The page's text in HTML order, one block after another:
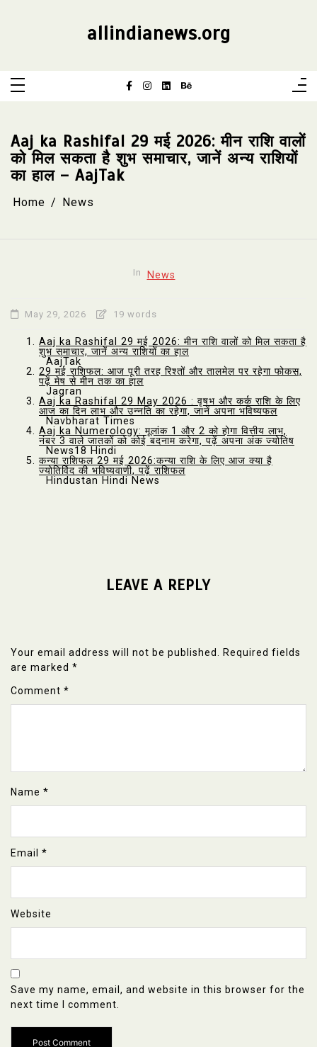
allindianews.org
Aaj ka Rashifal 29 मई 2026: मीन राशि वालों
को मिल सकता है शुभ समाचार, जानें अन्य राशियों
का हाल – AajTak
Home News
In News
May 29, 2026 19 words
Aaj ka Rashifal 29 मई 2026: मीन राशि वालों को मिल सकता है
शुभ समाचार, जानें अन्य राशियों का हाल
AajTak
29 मई राशिफल: आज पूरी तरह रिश्तों और तालमेल पर रहेगा फोकस,
पढ़ें मेष से मीन तक का हाल
Jagran
Aaj ka Rashifal 29 May 2026 : वृषभ और कर्क राशि के लिए
आज का दिन लाभ और उन्नति का रहेगा, जानें अपना भविष्यफल
Navbharat Times
Aaj ka Numerology: मूलांक 1 और 2 को होगा वित्तीय लाभ,
नंबर 3 वाले जातकों को कोई बदनाम करेगा, पढ़ें अपना अंक ज्योतिष
News18 Hindi
कन्या राशिफल 29 मई 2026:कन्या राशि के लिए आज क्या है
ज्योतिर्विद की भविष्यवाणी, पढ़ें राशिफल
Hindustan Hindi News
LEAVE A REPLY
Your email address will not be published.
Required fields
are marked *
Comment *
Name *
Email *
Website
Save my name, email, and website in this browser for the
next time I comment.